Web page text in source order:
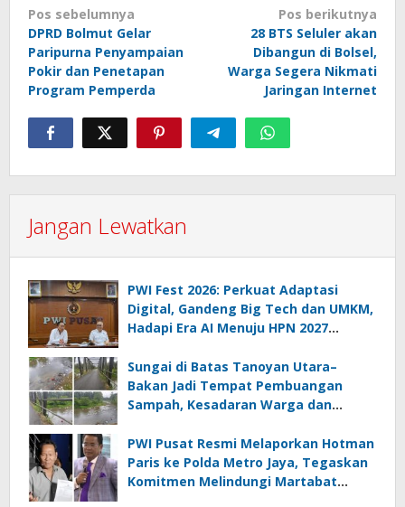
Navigasi
pos
Pos sebelumnya
DPRD Bolmut Gelar
Paripurna Penyampaian
Pokir dan Penetapan
Program Pemperda
Pos berikutnya
28 BTS Seluler akan
Dibangun di Bolsel,
Warga Segera Nikmati
Jaringan Internet
Jangan Lewatkan
PWI Fest 2026: Perkuat Adaptasi
Digital, Gandeng Big Tech dan UMKM,
Hadapi Era AI Menuju HPN 2027
Sungai di Batas Tanoyan Utara–
Bakan Jadi Tempat Pembuangan
Sampah, Kesadaran Warga dan
PWI Pusat Resmi Melaporkan Hotman
Paris ke Polda Metro Jaya, Tegaskan
Komitmen Melindungi Martabat